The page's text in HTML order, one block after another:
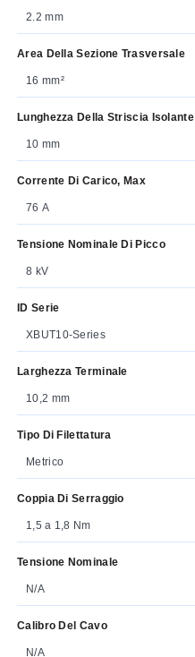
2.2 mm
Area Della Sezione Trasversale
16 mm²
Lunghezza Della Striscia Isolante
10 mm
Corrente Di Carico, Max
76 A
Tensione Nominale Di Picco
8 kV
ID Serie
XBUT10-Series
Larghezza Terminale
10,2 mm
Tipo Di Filettatura
Metrico
Coppia Di Serraggio
1,5 a 1,8 Nm
Tensione Nominale
N/A
Calibro Del Cavo
N/A